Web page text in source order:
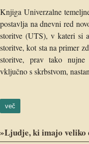
Knjiga Univerzalne
postavlja na dnevni red
storitve (UTS), v kateri si
storitve, kot sta na primer
storitve, prav tako
vključno s skrbstvom,
več
»Ljudje, ki imajo veliko